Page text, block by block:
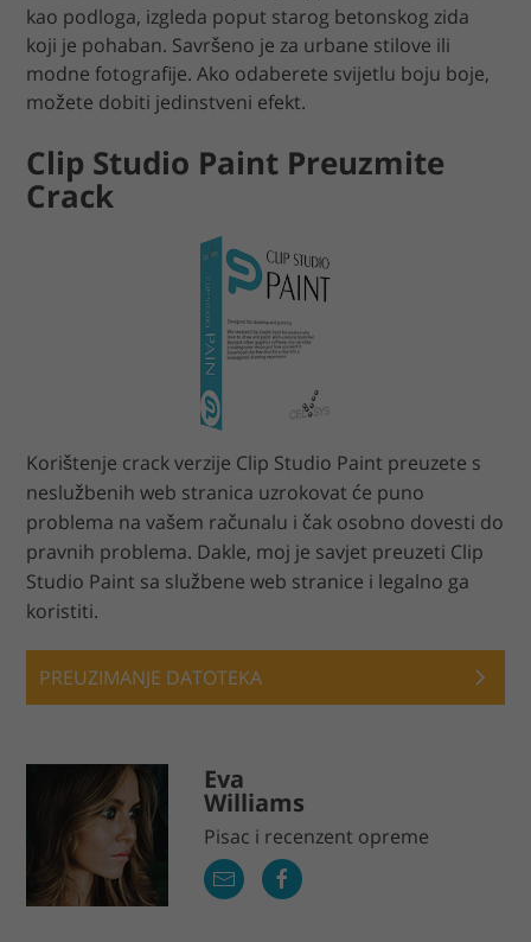
kao podloga, izgleda poput starog betonskog zida
koji je pohaban. Savršeno je za urbane stilove ili
modne fotografije. Ako odaberete svijetlu boju boje,
možete dobiti jedinstveni efekt.
Clip Studio Paint Preuzmite
Crack
Korištenje crack verzije Clip Studio Paint preuzete s
neslužbenih web stranica uzrokovat će puno
problema na vašem računalu i čak osobno dovesti do
pravnih problema. Dakle, moj je savjet preuzeti Clip
Studio Paint sa službene web stranice i legalno ga
koristiti.
PREUZIMANJE DATOTEKA
Eva
Williams
Pisac i recenzent opreme